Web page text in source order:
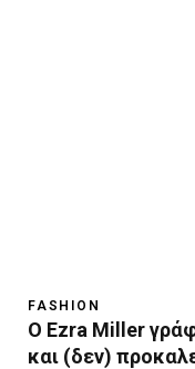
FASHION
Ο Ezra Miller
και (δεν)